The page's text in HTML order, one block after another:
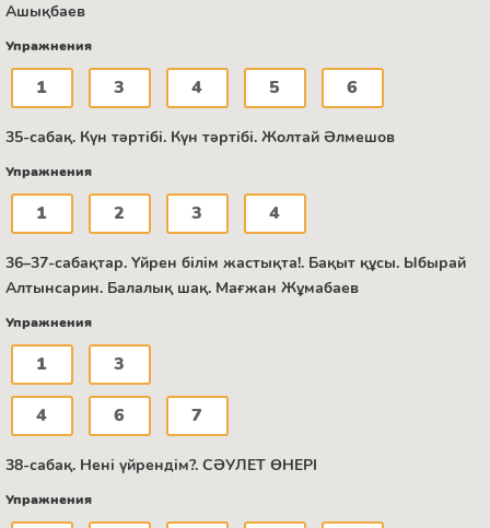
Ашықбаев
Упражнения
1 3 4 5 6
35-сабақ. Күн тәртібі. Күн тәртібі. Жолтай Әлмешов
Упражнения
1 2 3 4
36–37-сабақтар. Үйрен білім жастықта!. Бақыт құсы. Ыбырай
Алтынсарин. Балалық шақ. Мағжан Жұмабаев
Упражнения
1 3
4 6 7
38-сабақ. Нені үйрендім?. СӘУЛЕТ ӨНЕРІ
Упражнения